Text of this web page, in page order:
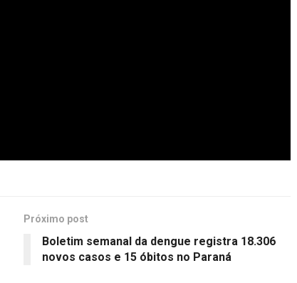
Próximo post
Boletim semanal da dengue registra 18.306
novos casos e 15 óbitos no Paraná